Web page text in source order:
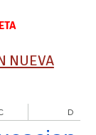
NUEVA